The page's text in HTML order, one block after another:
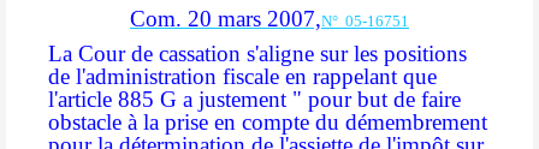
Com. 20 mars 2007,N° 05-16751
La Cour de cassation s'aligne sur les positions
de l'administration fiscale en rappelant que
l'article 885 G a justement " pour but de faire
obstacle à la prise en compte du démembrement